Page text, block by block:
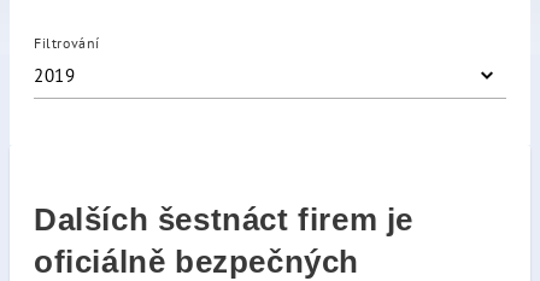
Filtrování
2019
Dalších šestnáct firem je
oficiálně bezpečných